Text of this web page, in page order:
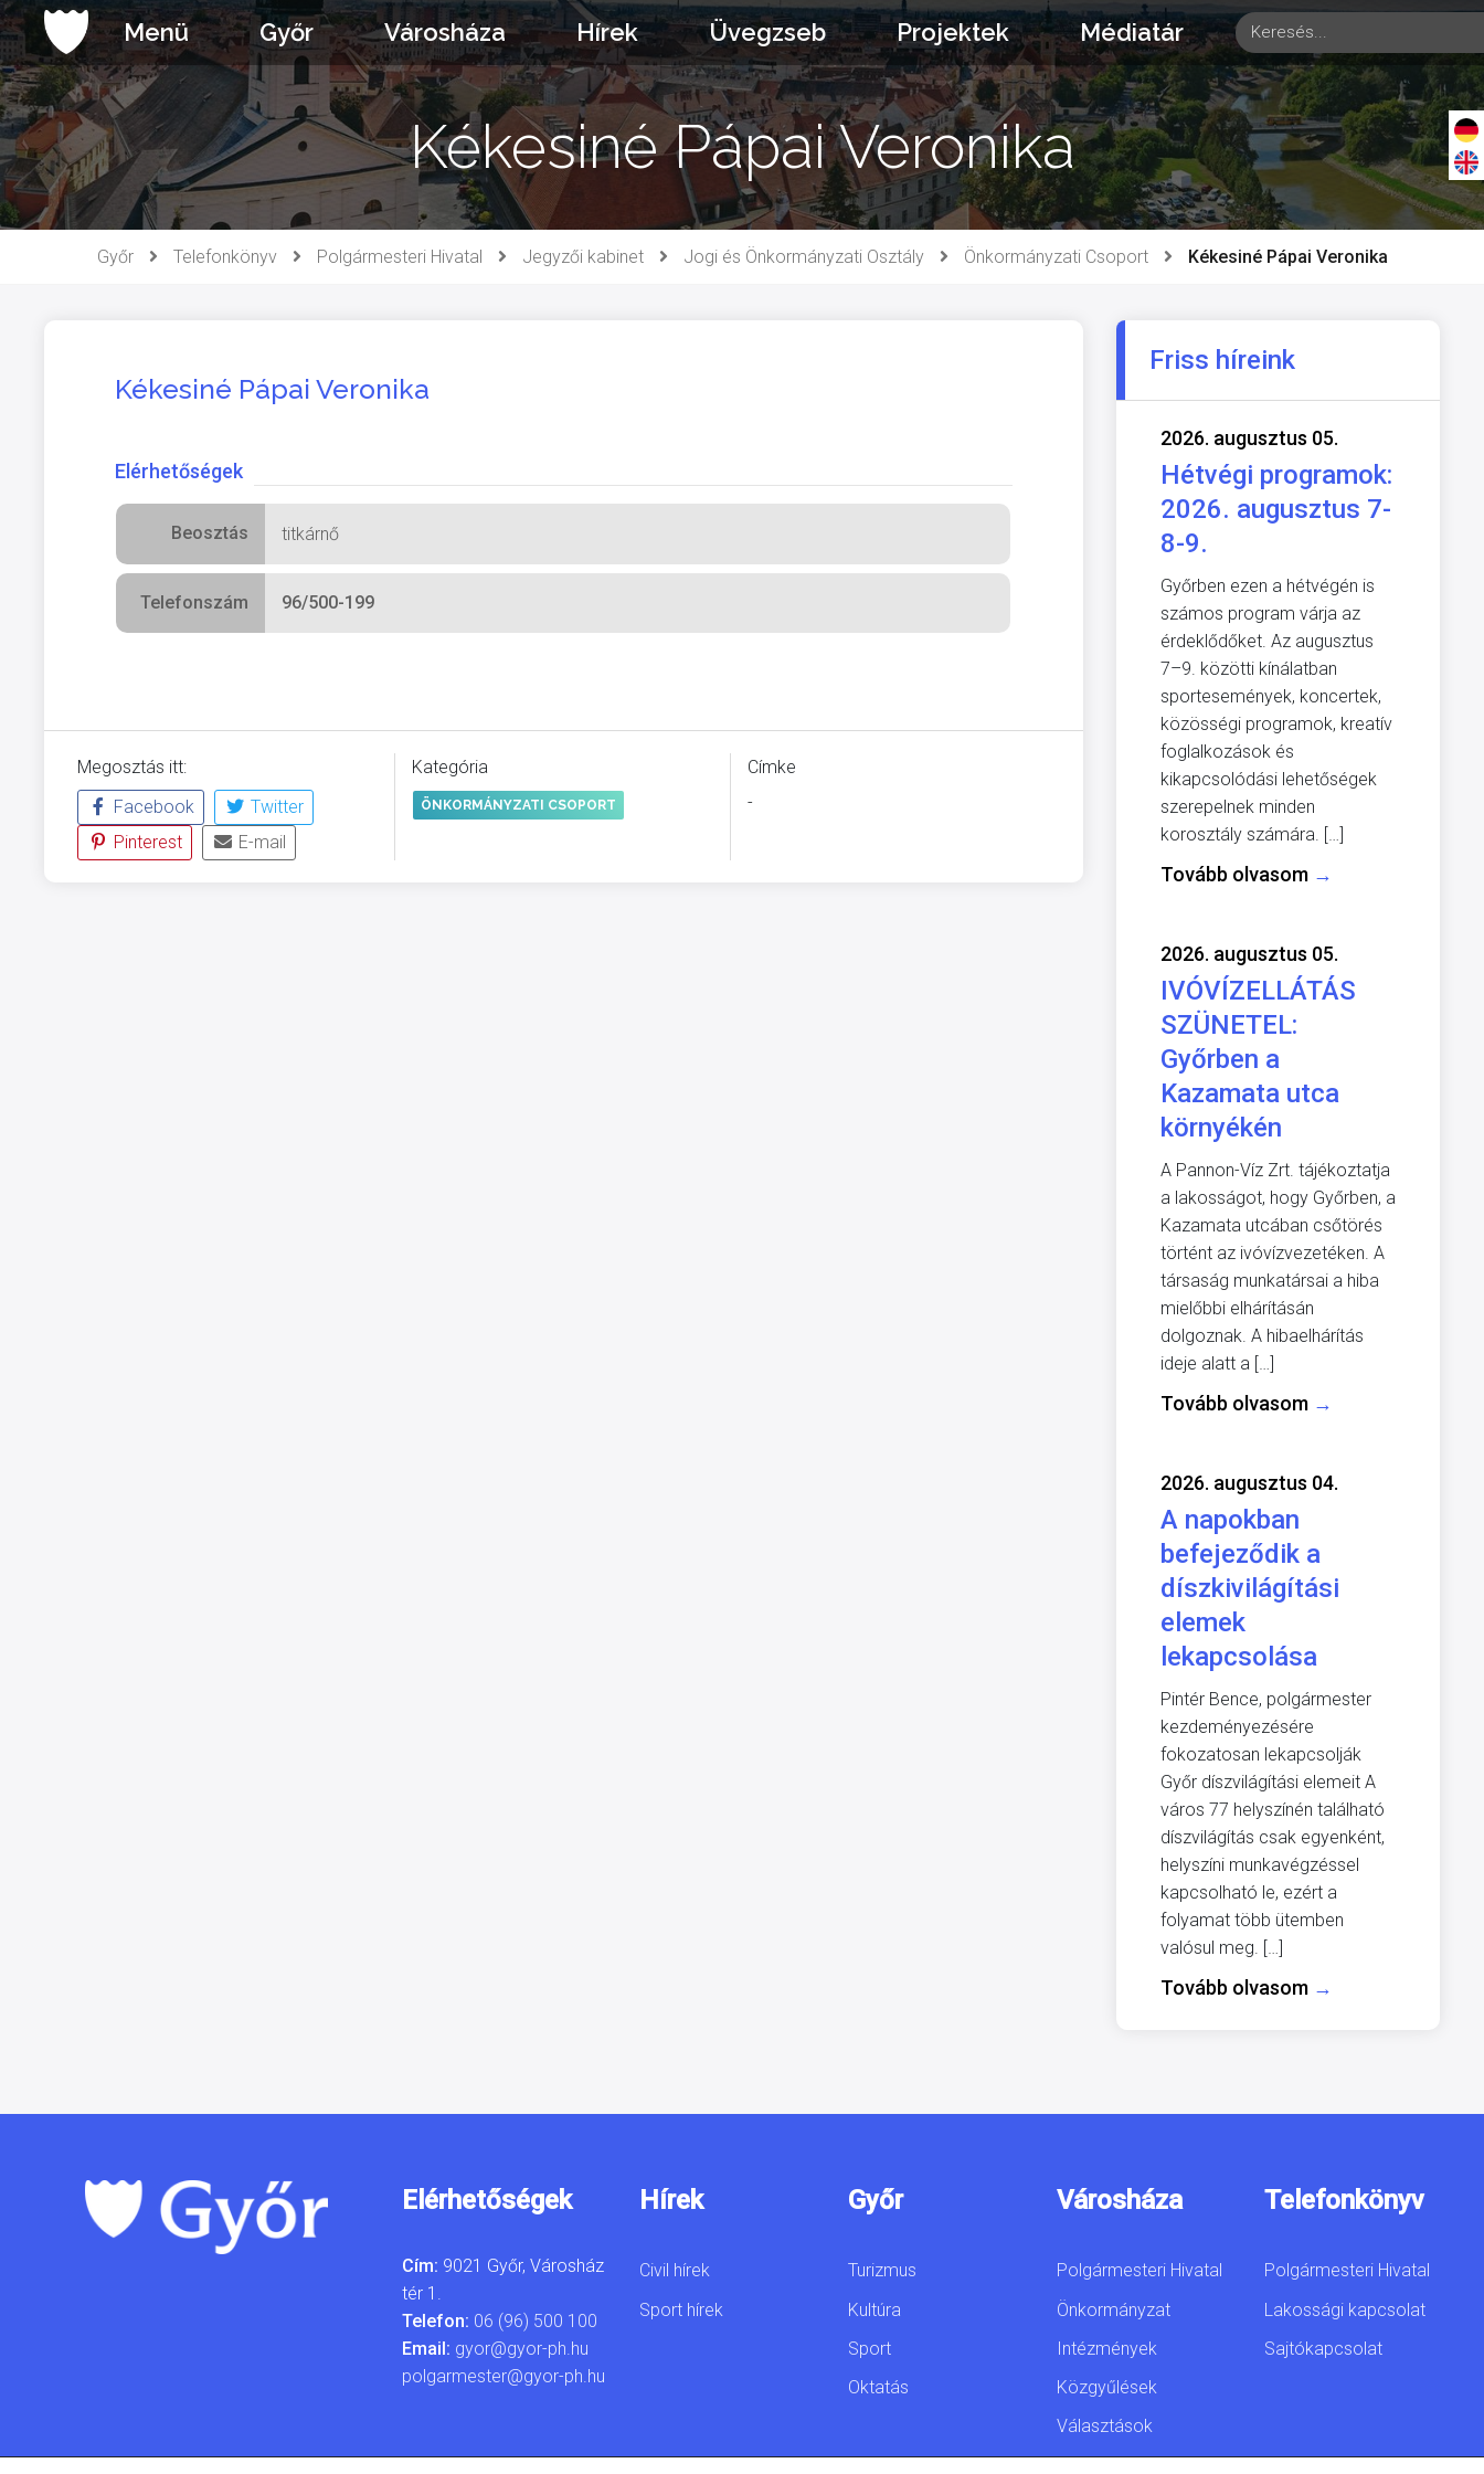
Ugrás
a
tartalomhoz
Menü Győr Városháza Hírek Üvegzseb Projektek Médiatár
Kékesiné Pápai Veronika
Győr Telefonkönyv Polgármesteri Hivatal Jegyzői kabinet Jogi és Önkormányzati Osztály Önkormányzati Csoport Kékesiné Pápai Veronika
Kékesiné Pápai Veronika
Elérhetőségek
Beosztás titkárnő
Telefonszám 96/500-199
Megosztás itt:
Facebook
Twitter
Pinterest
E-mail
Kategória
ÖNKORMÁNYZATI CSOPORT
Címke
-
Friss híreink
2026. augusztus 05.
Hétvégi programok:
2026. augusztus 7-
8-9.
Győrben ezen a hétvégén is
számos program várja az
érdeklődőket. Az augusztus
7–9. közötti kínálatban
sportesemények, koncertek,
közösségi programok, kreatív
foglalkozások és
kikapcsolódási lehetőségek
szerepelnek minden
korosztály számára. […]
Tovább olvasom →
2026. augusztus 05.
IVÓVÍZELLÁTÁS
SZÜNETEL:
Győrben a
Kazamata utca
környékén
A Pannon-Víz Zrt. tájékoztatja
a lakosságot, hogy Győrben, a
Kazamata utcában csőtörés
történt az ivóvízvezetéken. A
társaság munkatársai a hiba
mielőbbi elhárításán
dolgoznak. A hibaelhárítás
ideje alatt a […]
Tovább olvasom →
2026. augusztus 04.
A napokban
befejeződik a
díszkivilágítási
elemek
lekapcsolása
Pintér Bence, polgármester
kezdeményezésére
fokozatosan lekapcsolják
Győr díszvilágítási elemeit A
város 77 helyszínén található
díszvilágítás csak egyenként,
helyszíni munkavégzéssel
kapcsolható le, ezért a
folyamat több ütemben
valósul meg. […]
Tovább olvasom →
Elérhetőségek
Cím: 9021 Győr, Városház
tér 1.
Telefon: 06 (96) 500 100
Email: gyor@gyor-ph.hu
polgarmester@gyor-ph.hu
Hírek
Civil hírek
Sport hírek
Győr
Turizmus
Kultúra
Sport
Oktatás
Városháza
Polgármesteri Hivatal
Önkormányzat
Intézmények
Közgyűlések
Választások
Telefonkönyv
Polgármesteri Hivatal
Lakossági kapcsolat
Sajtókapcsolat